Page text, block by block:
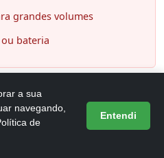
grandes volumes
bateria
para
a sua
navegando,
de
Entendi